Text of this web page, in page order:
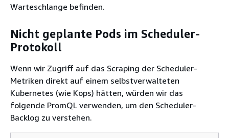
Warteschlange befinden.
Nicht geplante Pods im Scheduler-
Protokoll
Wenn wir Zugriff auf das Scraping der Scheduler-
Metriken direkt auf einem selbstverwalteten
Kubernetes (wie Kops) hätten, würden wir das
folgende PromQL verwenden, um den Scheduler-
Backlog zu verstehen.